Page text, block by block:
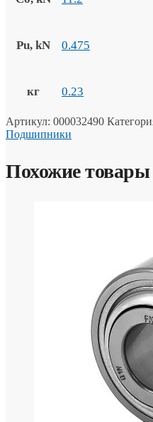
Pu, kN 0.475
кг 0.23
Артикул: 000032490
Подшипники
Похожие товары